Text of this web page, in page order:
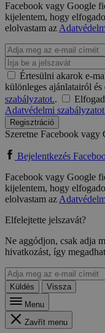
Facebook vagy Google
kijelentem, hogy
elolvastam az
Értesülni akarok e-
különleges ajánlatairól
szabályzatot..
Adatvédelmi
Regisztráció
Szeretne Facebook
Bejelentkezés
Facebook vagy Google
kijelentem, hogy
elolvastam az
Elfelejtette jelszavát?
Ne aggódjon, csak adja
hivatkozást, így
Küldés
Vissza
Menu
Zavřít menu